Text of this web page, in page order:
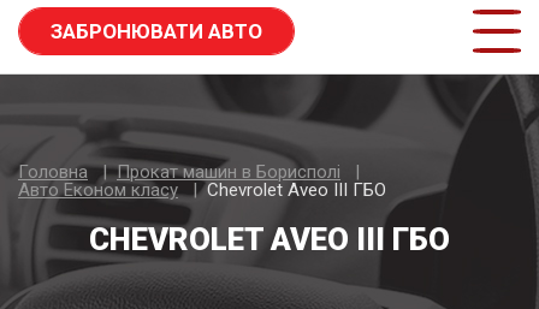
ЗАБРОНЮВАТИ АВТО
Головна
Прокат машин в Борисполі
Авто Економ класу
Chevrolet Aveo III ГБО
CHEVROLET AVEO III ГБО